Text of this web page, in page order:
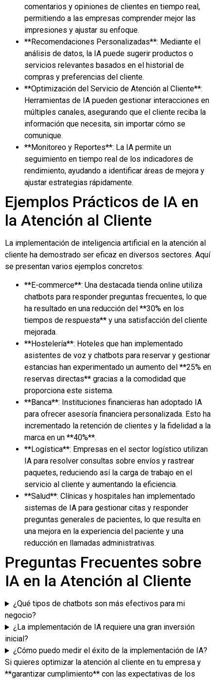
comentarios y opiniones de clientes en tiempo real,
permitiendo a las empresas comprender mejor las
impresiones y ajustar su enfoque.
**Recomendaciones Personalizadas**: Mediante el
análisis de datos, la IA puede sugerir productos o
servicios relevantes basados en el historial de
compras y preferencias del cliente.
**Optimización del Servicio de Atención al Cliente**:
Herramientas de IA pueden gestionar interacciones en
múltiples canales, asegurando que el cliente reciba la
información que necesita, sin importar cómo se
comunique.
**Monitoreo y Reportes**: La IA permite un
seguimiento en tiempo real de los indicadores de
rendimiento, ayudando a identificar áreas de mejora y
ajustar estrategias rápidamente.
Ejemplos Prácticos de IA en
la Atención al Cliente
La implementación de inteligencia artificial en la atención al
cliente ha demostrado ser eficaz en diversos sectores. Aquí
se presentan varios ejemplos concretos:
**E-commerce**: Una destacada tienda online utiliza
chatbots para responder preguntas frecuentes, lo que
ha resultado en una reducción del **30% en los
tiempos de respuesta** y una satisfacción del cliente
mejorada.
**Hostelería**: Hoteles que han implementado
asistentes de voz y chatbots para reservar y gestionar
estancias han experimentado un aumento del **25% en
reservas directas** gracias a la comodidad que
proporciona este sistema.
**Banca**: Instituciones financieras han adoptado IA
para ofrecer asesoría financiera personalizada. Esto ha
incrementado la retención de clientes y la fidelidad a la
marca en un **40%**.
**Logística**: Empresas en el sector logístico utilizan
IA para resolver consultas sobre envíos y rastrear
paquetes, reduciendo así la carga de trabajo en el
servicio al cliente y aumentando la eficiencia.
**Salud**: Clínicas y hospitales han implementado
sistemas de IA para gestionar citas y responder
preguntas generales de pacientes, lo que resulta en
una mejora en la experiencia del paciente y una
reducción en llamadas administrativas.
Preguntas Frecuentes sobre
IA en la Atención al Cliente
¿Qué tipos de chatbots son más efectivos para mi
negocio?
¿La implementación de IA requiere una gran inversión
inicial?
¿Cómo puedo medir el éxito de la implementación de IA?
Si quieres optimizar la atención al cliente en tu empresa y
**garantizar cumplimiento** con las expectativas de los